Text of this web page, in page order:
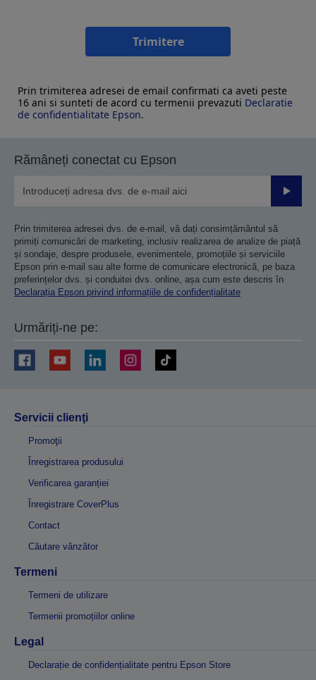
Trimitere
Prin trimiterea adresei de email confirmati ca aveti peste
16 ani si sunteti de acord cu termenii prevazuti Declaratie
de confidentialitate Epson.
Rămâneți conectat cu Epson
Prin trimiterea adresei dvs. de e-mail, vă dați consimțământul să
primiți comunicări de marketing, inclusiv realizarea de analize de piață
și sondaje, despre produsele, evenimentele, promoțiile și serviciile
Epson prin e-mail sau alte forme de comunicare electronică, pe baza
preferințelor dvs. și conduitei dvs. online, așa cum este descris în
Declarația Epson privind informațiile de confidențialitate
Urmăriți-ne pe:
Servicii clienţi
Promoţii
Înregistrarea produsului
Verificarea garanției
Înregistrare CoverPlus
Contact
Căutare vânzător
Termeni
Termeni de utilizare
Termenii promoțiilor online
Legal
Declarație de confidențialitate pentru Epson Store